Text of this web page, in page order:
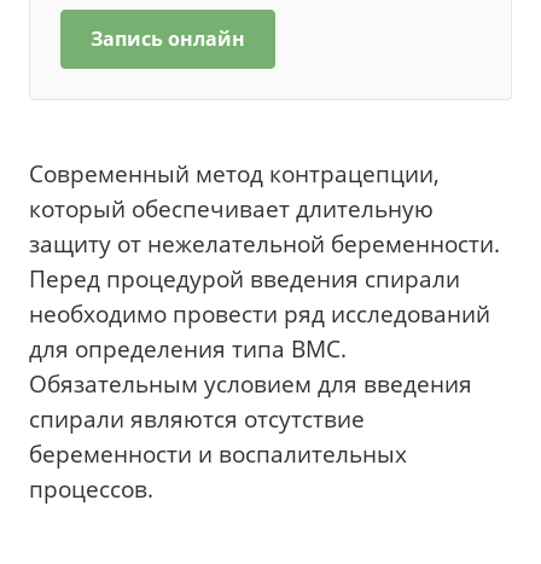
Запись онлайн
Современный метод контрацепции,
который обеспечивает длительную
защиту от нежелательной беременности.
Перед процедурой введения спирали
необходимо провести ряд исследований
для определения типа ВМС.
Обязательным условием для введения
спирали являются отсутствие
беременности и воспалительных
процессов.